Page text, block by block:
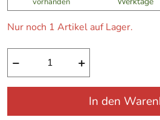
Nur noch 1 Artikel auf Lager.
− +
In den